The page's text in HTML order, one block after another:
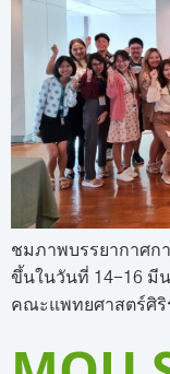
ชมภาพบรรยากาศก
ขึ้นในวันที่ 14-16 มี
คณะแพทยศาสตร์ศิริ